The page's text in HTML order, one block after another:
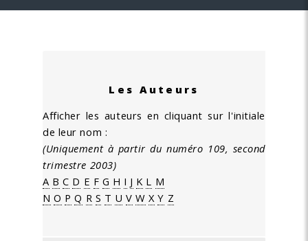
Les Auteurs
Afficher les auteurs en cliquant sur l'initiale
de leur nom :
(Uniquement à partir du numéro 109, second
trimestre 2003)
A B C D E F G H I J K L M
N O P Q R S T U V W X Y Z